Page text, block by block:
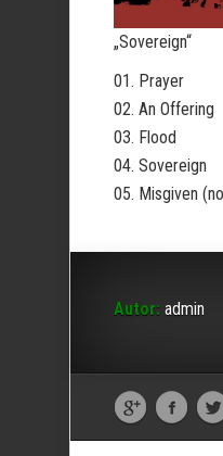
„Sovereign“
01. Prayer
02. An Offering
03. Flood
04. Sovereign
05. Misgiven
Autor: admin